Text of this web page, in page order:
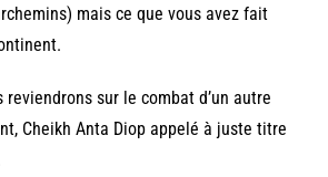
mais ce que vous avez fait
reviendrons sur le combat d’un autre
Cheikh Anta Diop appelé à juste titre